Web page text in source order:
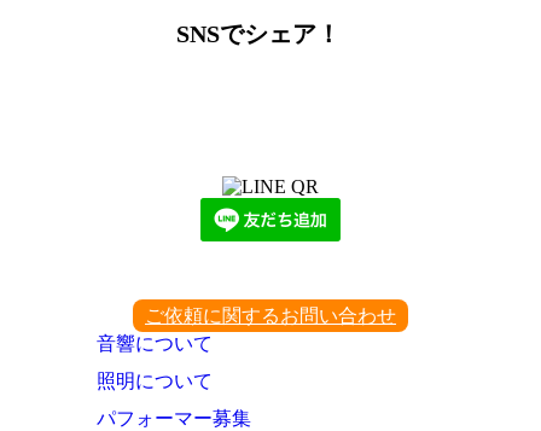
SNSでシェア！
ご依頼に関するお問い合わせ
音響について
照明について
パフォーマー募集